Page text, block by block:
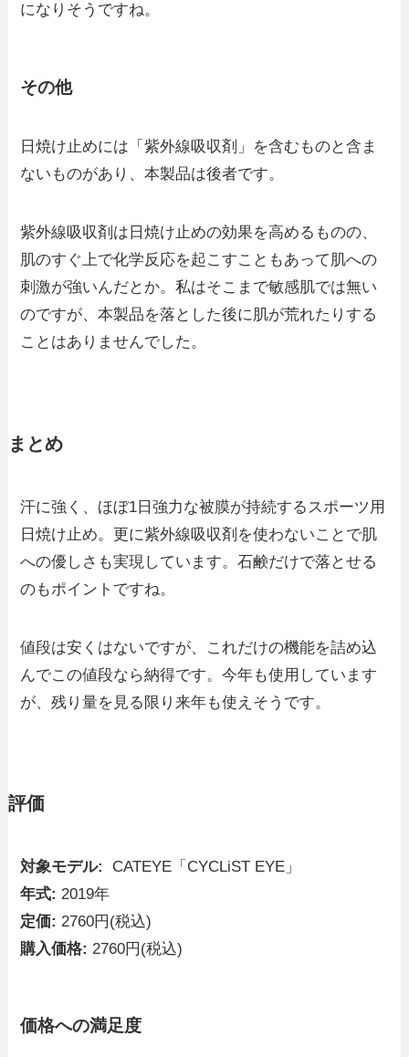
になりそうですね。
その他
日焼け止めには「紫外線吸収剤」を含むものと含ま
ないものがあり、本製品は後者です。
紫外線吸収剤は日焼け止めの効果を高めるものの、
肌のすぐ上で化学反応を起こすこともあって肌への
刺激が強いんだとか。私はそこまで敏感肌では無い
のですが、本製品を落とした後に肌が荒れたりする
ことはありませんでした。
まとめ
汗に強く、ほぼ1日強力な被膜が持続するスポーツ用
日焼け止め。更に紫外線吸収剤を使わないことで肌
への優しさも実現しています。石鹸だけで落とせる
のもポイントですね。
値段は安くはないですが、これだけの機能を詰め込
んでこの値段なら納得です。今年も使用しています
が、残り量を見る限り来年も使えそうです。
評価
対象モデル:
CATEYE「CYCLiST EYE」
年式: 2019年
定価: 2760円(税込)
購入価格: 2760円(税込)
価格への満足度